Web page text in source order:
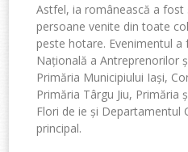
Astfel, ia românească a
persoane venite din toate
peste hotare. Evenimentul
Națională a Antreprenorilor
Primăria Municipiului Iași,
Primăria Târgu Jiu, Primăria
Flori de ie și Departamentul
principal.